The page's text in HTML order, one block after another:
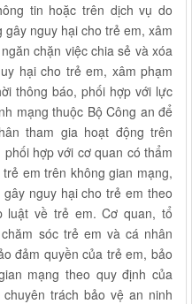
tin hoặc trên dịch vụ do
nguy hại cho trẻ em, xâm
chặn việc chia sẻ và xóa
hại cho trẻ em, xâm phạm
thông báo, phối hợp với lực
mạng thuộc Bộ Công an để
tham gia hoạt động trên
hợp với cơ quan có thẩm
em trên không gian mạng,
nguy hại cho trẻ em theo
luật về trẻ em. Cơ quan, tổ
sóc trẻ em và cá nhân
đảm quyền của trẻ em, bảo
mạng theo quy định của
trách bảo vệ an ninh